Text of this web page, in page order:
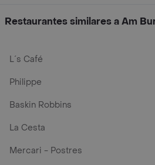
Restaurantes similares a Am
L´s Café
Philippe
Baskin Robbins
La Cesta
Mercari - Postres